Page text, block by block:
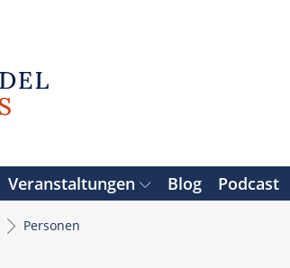
Veranstaltungen Blog Podcast
Personen